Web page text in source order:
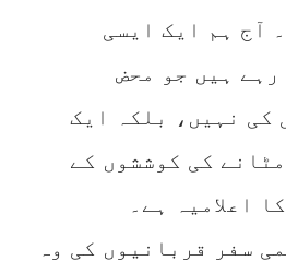
آج ہم ایک ایسی
ہیں جو محض
نہیں، بلکہ ایک
کی کوششوں کے
اعلامیہ ہے۔
سفر قربانیوں کی وہ